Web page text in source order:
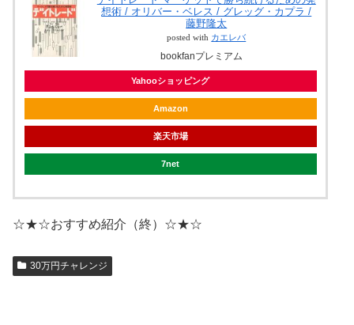
想術 / オリバー・ベレス / グレッグ・カプラ /
藤野隆太
posted with カエレバ
bookfanプレミアム
Yahooショッピング
Amazon
楽天市場
7net
☆★☆おすすめ紹介（終）☆★☆
30万円チャレンジ